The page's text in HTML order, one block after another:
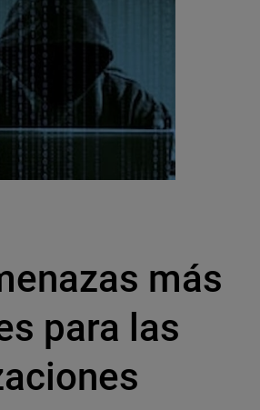
más
para las